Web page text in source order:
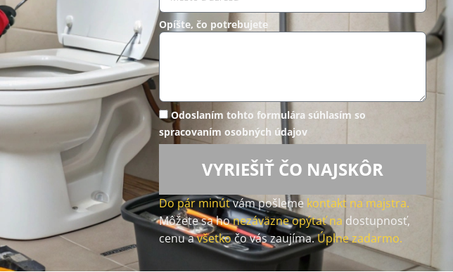
Opíšte, čo potrebujete
Odoslaním tohto formulára súhlasím so
spracovaním osobných údajov
VYRIEŠIŤ ČO NAJSKÔR
Do pár minútvám pošleme kontakt na majstra.
Môžete sa honezáväzne opýtať na dostupnosť,
cenu avšetkočo vás zaujíma.Úplne zadarmo.